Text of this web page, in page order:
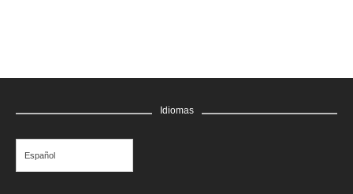
GRATIS
LEER MÁS
Edgar Flores “SANER” | El rostro de todas las vidas
Idiomas
Español